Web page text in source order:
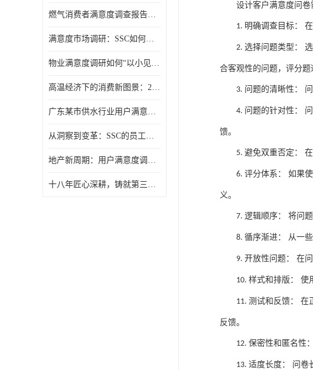
燃气消费者满意度调查报告（公众满意度调查）
满意度市场调研：SSC如何用报告让满意度“活”起来？
物业满意度调研如何“以小见大”？SSC动态抽样模型给出答案
高温经济下的消费新图景：2025年夏季消费满意度洞察
广东某市供水行业用户满意度调查报告
从洞察到变革：SSC的员工满意度调研组织诊断模型
地产新周期：用户满意度调研的价值回归
十八年匠心深耕，铸就第三方满意度调查权威
设计客户满意度问卷
1. 明确调查目标：
2. 选择问题类型：
合客观性的问题，评分题
3. 问题的清晰性：
4. 问题的针对性：
馈。
5. 避免双重否定：
6. 评分体系： 如果
义。
7. 逻辑顺序： 将问
8. 循序渐进： 从一
9. 开放性问题： 在
10. 样式和排版： 使
11. 测试和反馈： 在
反馈。
12. 保密性和匿名性：
13. 适度长度： 问卷